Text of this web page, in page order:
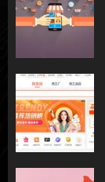
2
3